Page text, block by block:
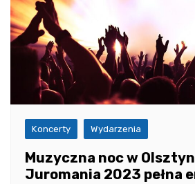
Koncerty Wydarzenia
Muzyczna noc w
Juromania 2023 pełna